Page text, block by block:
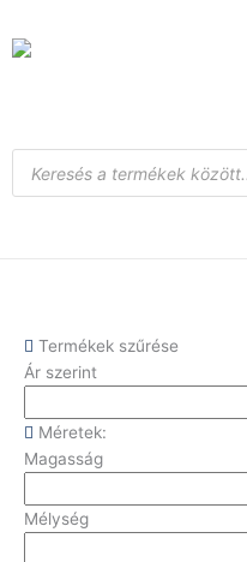
to
Products
search
Termékek szűrése
Ár szerint
Méretek:
Magasság
Mélység